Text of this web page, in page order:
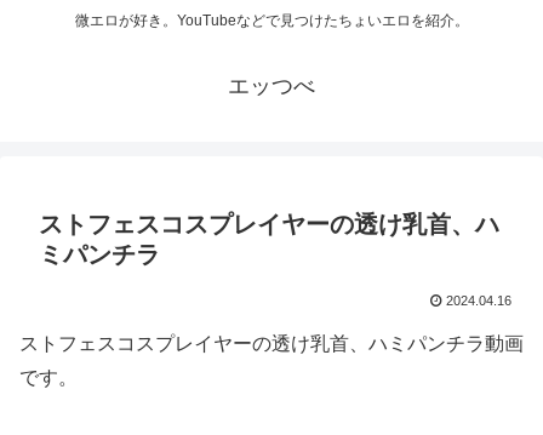
微エロが好き。YouTubeなどで見つけたちょいエロを紹介。
エッつべ
ストフェスコスプレイヤーの透け乳首、ハ
ミパンチラ
2024.04.16
ストフェスコスプレイヤーの透け乳首、ハミパンチラ動画
です。